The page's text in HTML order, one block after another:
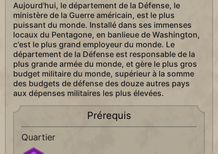
Aujourd'hui, le département de la Défense, le
ministère de la Guerre américain, est le plus
puissant du monde. Installé dans ses immenses
locaux du Pentagone, en banlieue de Washington,
c'est le plus grand employeur du monde. Le
département de la Défense est responsable de la
plus grande armée du monde, et gère le plus gros
budget militaire du monde, supérieur à la somme
des budgets de défense des douze autres pays
aux dépenses militaires les plus élevées.
Prérequis
Quartier